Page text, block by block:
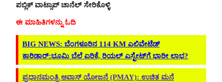
ಪಬ್ಲಿಕ್ ವಾಟ್ಸಾಪ್ ಚಾನೆಲ್ ಸೇರಿಕೊಳ್ಳಿ
ಈ ಮಾಹಿತಿಗಳನ್ನು ಓದಿ
BIG NEWS: ಬೆಂಗಳೂರಿನ 114 KM ಎಲಿವೇಟೆಡ್
ಕಾರಿಡಾರ್:ಭೂಮಿ ಬೆಲೆ ಏರಿಕೆ, ರಿಯಲ್​ ಎಸ್ಟೇಟ್​ಗೆ ಭಾರೀ ಲಾಭ?
ಪ್ರಧಾನಮಂತ್ರಿ ಆವಾಸ್ ಯೋಜನೆ (PMAY): ಉಚಿತ ಮನೆ